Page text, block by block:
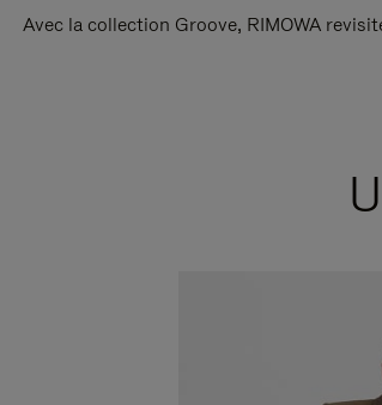
Avec la collection Groove, RIMOWA